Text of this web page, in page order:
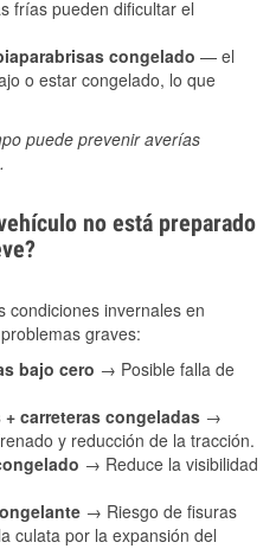
frías pueden dificultar el
congelado — el
o estar congelado, lo que
puede prevenir averías
no está preparado
condiciones invernales en
graves:
bajo cero → Posible falla de
carreteras congeladas →
y reducción de la tracción.
→ Reduce la visibilidad
→ Riesgo de fisuras
culata por la expansión del